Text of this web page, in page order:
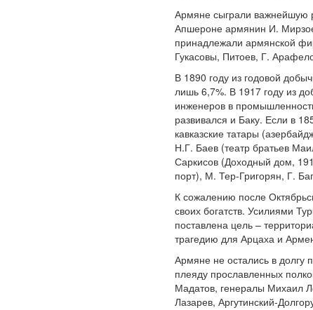
Армяне сыграли важнейшую
Апшероне армянин И.
принадлежали армянской
Гукасовы, Питоев, Г.
В 1890 году из годовой
лишь 6,7%. В 1917 году из
инженеров в
развивался и Баку. Если в
кавказские татары
Н.Г. Баев (театр братьев
Саркисов (Доходный дом,
порт), М. Тер-Григорян, Г.
К сожалению после
своих богатств. Усилиями
поставлена цель –
трагедию для Арцаха и
Армяне не остались в долгу
плеяду прославленных
Мадатов, генералы Михаил
Лазарев, Аргутинский-